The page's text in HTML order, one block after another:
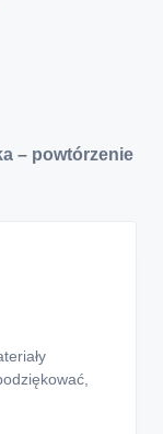
– powtórzenie